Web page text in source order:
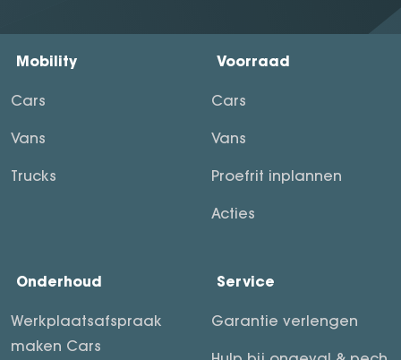
Mobility
Cars
Vans
Trucks
Voorraad
Cars
Vans
Proefrit inplannen
Acties
Onderhoud
Werkplaatsafspraak
maken Cars
Service
Garantie verlengen